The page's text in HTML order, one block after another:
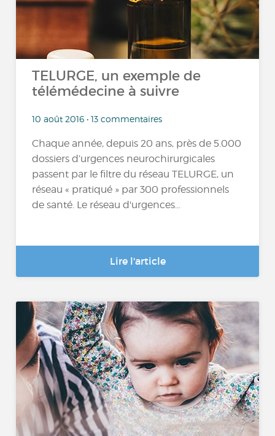
TELURGE, un exemple de
télémédecine à suivre
10 août 2016 • 13 commentaires
Chaque année, depuis 20 ans, près de 5.000
dossiers d’urgences neurochirurgicales
passent par le filtre du réseau TELURGE, un
réseau « pratiqué » par 300 professionnels
de santé. Le réseau d'urgences...
Lire l'article